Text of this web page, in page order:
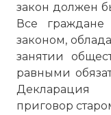
закон должен
Все
законом,
занятии
равными
Декларация
приговор